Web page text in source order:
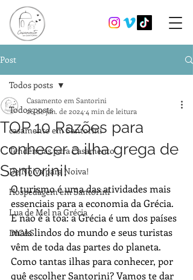
Post
Todos posts
casamento em Santorini
Tendências para Casamento
De Noiva para Noiva!
Hospedagem em Santorini
Lua de Mel na Grécia
DICAS
Todos posts
TOP 10 Razões para
conhecer a ilha grega de
Santorini!
Casamento em Santorini
26 de jan. de 2024 4 min de leitura
O turismo é uma das atividades mais
essenciais para a economia da Grécia.
E não é a toa: a Grécia é um dos países
mais lindos do mundo e seus turistas
vêm de toda das partes do planeta.
Como tantas ilhas para conhecer, por
quê escolher Santorini? Vamos te dar